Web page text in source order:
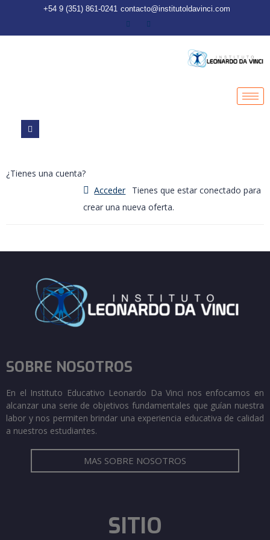
+54 9 (351) 861-0241 contacto@institutoldavinci.com
¿Tienes una cuenta?
Acceder
crear una nueva oferta.
SOBRE NOSOTROS
En el Instituto Educativo Leonardo Da Vinci nos enfocamos en
alcanzar una serie de objetivos fundamentales que guían nuestra
labor y nos permiten brindar una experiencia educativa de calidad
a nuestros estudiantes.
MAS SOBRE NOSOTROS
SITIO